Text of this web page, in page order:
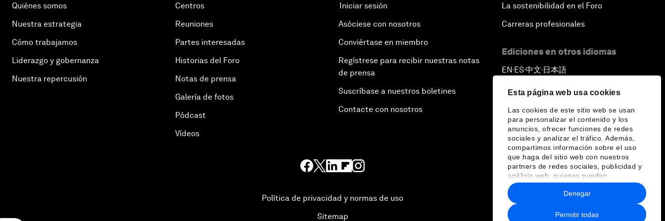
Esta página web usa cookies
Las cookies de este sitio web se usan
para personalizar el contenido y los
anuncios, ofrecer funciones de redes
sociales y analizar el tráfico. Además,
compartimos información sobre el uso
que haga del sitio web con nuestros
partners de redes sociales, publicidad y
análisis web, quienes pueden
combinarla con otra información que les
haya proporcionado o que hayan
recopilado a partir del uso que haya
hecho de sus servicios.
Permitir todas
Denegar
Quiénes somos
Nuestra estrategia
Cómo trabajamos
Liderazgo y gobernanza
Nuestra repercusión
Centros
Reuniones
Partes interesadas
Historias del Foro
Notas de prensa
Galería de fotos
Pódcast
Vídeos
Iniciar sesión
Asóciese con nosotros
Conviértase en miembro
Regístrese para recibir nuestras notas
de prensa
Suscríbase a nuestros boletines
Contacte con nosotros
La sostenibilidad en el Foro
Carreras profesionales
Ediciones en otros idiomas
EN ▪ ES▪中文▪ 日本語
Política de privacidad y normas de uso
Sitemap